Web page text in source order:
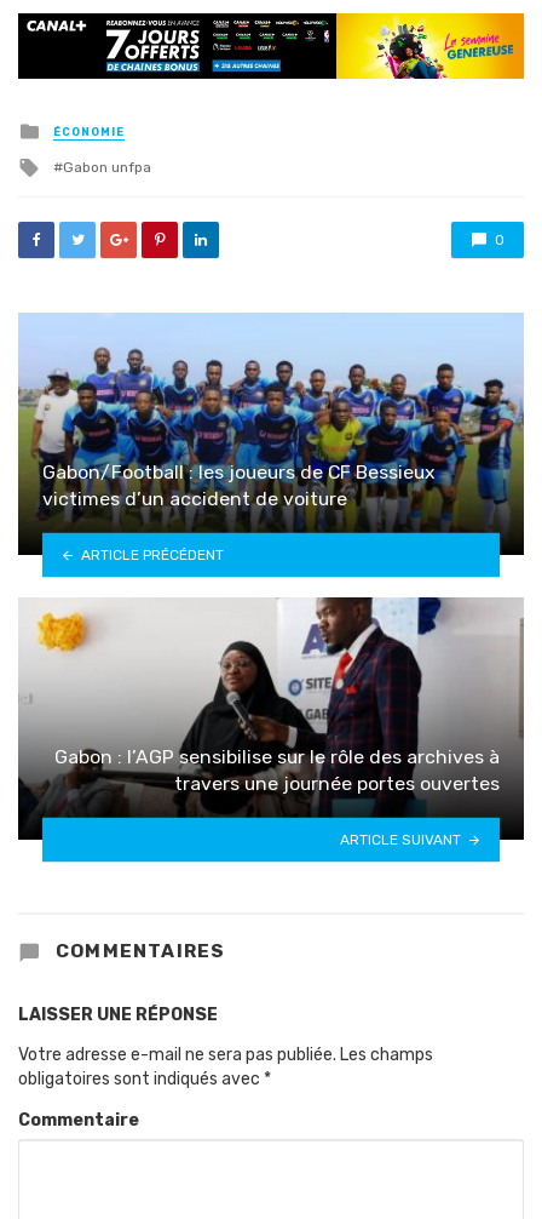
Posted
in
ÉCONOMIE
Tagged
Gabon unfpa
0
Gabon/Football : les joueurs de CF Bessieux
victimes d’un accident de voiture
ARTICLE PRÉCÉDENT
Gabon : l’AGP sensibilise sur le rôle des archives à
travers une journée portes ouvertes
ARTICLE SUIVANT
COMMENTAIRES
LAISSER UNE RÉPONSE
Votre adresse e-mail ne sera pas publiée. Les champs
obligatoires sont indiqués avec *
Commentaire